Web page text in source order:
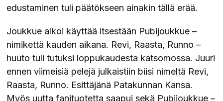
edustaminen tuli päätökseen ainakin tällä erää.
Joukkue alkoi käyttää itsestään Pubijoukkue –
nimikettä kauden aikana. Revi, Raasta, Runno –
huuto tuli tutuksi loppukaudesta katsomossa. Juuri
ennen viimeisiä pelejä julkaistiin biisi nimeltä Revi,
Raasta, Runno. Esittäjänä Patakunnan Kansa.
Myös uutta fanituotetta saapui sekä Pubijoukkue –